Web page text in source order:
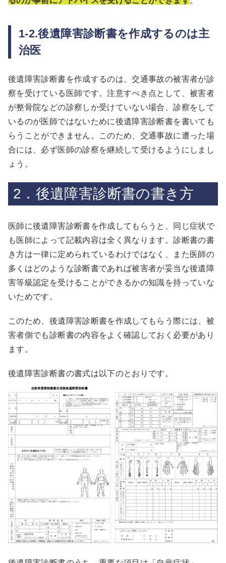
1-2.後遺障害診断書を作成するのは主
治医
後遺障害診断書を作成するのは、交通事故の被害者が診
察を受けている医師です。注意すべき点として、被害者
が整骨院などの診察しか受けていない場合、診察をして
いるのが医師ではないために後遺障害診断書を書いても
らうことができません。このため、交通事故に遭った場
合には、必ず医師の診察を継続して受けるようにしまし
ょう。
2．後遺障害診断書の書き方
医師に後遺障害診断書を作成してもらうと、同じ症状で
も医師によって記載内容は全く異なります。診断書の書
き方は一律に定められているわけではなく、また医師の
多くはどのような診断書であれば被害者が妥当な後遺障
害等級認定を受けることができるかの知識を持っていな
いためです。
このため、後遺障害診断書を作成してもらう際には、被
害者側でも診断書の内容をよく確認しておく必要があり
ます。
後遺障害診断書の書式は以下のとおりです。